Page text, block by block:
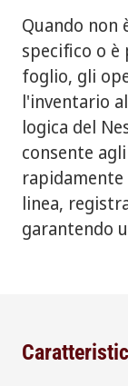
Quando
specifico o è
foglio, gli
l'inventario
logica del
consente
linea,
garantendo